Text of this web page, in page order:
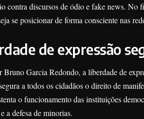
contra discursos de ódio e fake news. No
se posicionar de forma consciente nas
de expressão
Garcia Redondo, a liberdade de
a todos os cidadãos o direito de
o funcionamento das instituições
a defesa de minorias.